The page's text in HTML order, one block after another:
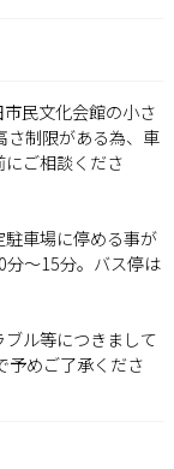
民文化会館の小さ
さ制限がある為、車
ご相談くださ
車場に停める事が
分〜15分。バス停は
ル等につきまして
予めご了承くださ